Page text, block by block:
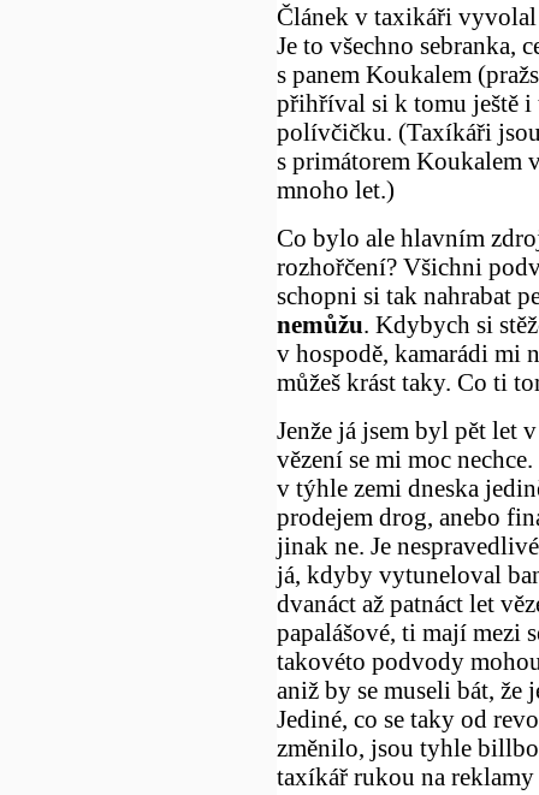
Článek v taxikáři
Je to všechno sebranka,
s panem Koukalem
přihříval si k tomu ještě i
polívčičku. (Taxíkáři
s primátorem Koukalem
mnoho let.)
Co bylo ale hlavním
rozhořčení? Všichni
schopni si tak nahrabat
nemůžu. Kdybych si
v hospodě, kamarádi mi
můžeš krást taky. Co ti
Jenže já jsem byl pět let
vězení se mi moc
v týhle zemi dneska
prodejem drog, anebo
jinak ne. Je
já, kdyby vytuneloval
dvanáct až patnáct let
papalášové, ti mají mezi
takovéto podvody
aniž by se museli bát, že
Jediné, co se taky od
změnilo, jsou tyhle
taxíkář rukou na